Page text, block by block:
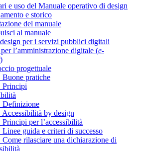
e uso del Manuale operativo di design
e storico
del manuale
al manuale
per i servizi pubblici digitali
l’amministrazione digitale (e-
)
progettuale
Buone pratiche
Principi
Definizione
Accessibilità by design
Principi per l’accessibilità
Linee guida e criteri di successo
Come rilasciare una dichiarazione di